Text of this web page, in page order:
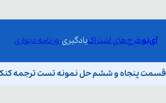
آی‌نوطرح‌های اشتراکیادگیریروزنامه دیواری
قسمت پنجاه و ششم حل نمونه تست ترجمه کنکوری (